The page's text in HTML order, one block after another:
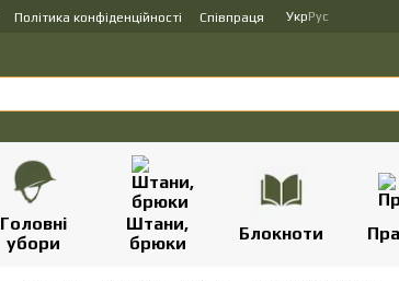
Політика конфіденційності Співпраця УкрРус
Головні
убори
Штани,
брюки
Блокноти